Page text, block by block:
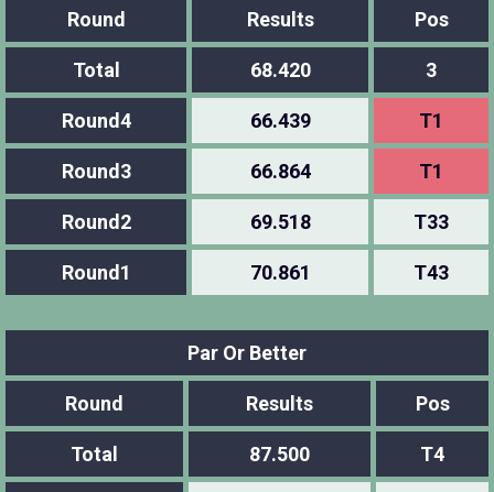
Round Results Pos
Total 68.420 3
Round4 66.439 T1
Round3 66.864 T1
Round2 69.518 T33
Round1 70.861 T43
Par Or Better
Round Results Pos
Total 87.500 T4